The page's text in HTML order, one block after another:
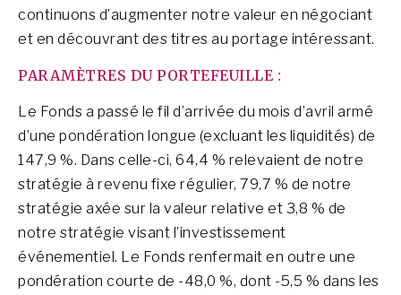
continuons d’augmenter notre valeur en négociant
et en découvrant des titres au portage intéressant.
PARAMÈTRES DU PORTEFEUILLE :
Le Fonds a passé le fil d’arrivée du mois d’avril armé
d’une pondération longue (excluant les liquidités) de
147,9 %. Dans celle-ci, 64,4 % relevaient de notre
stratégie à revenu fixe régulier, 79,7 % de notre
stratégie axée sur la valeur relative et 3,8 % de
notre stratégie visant l’investissement
événementiel. Le Fonds renfermait en outre une
pondération courte de -48,0 %, dont -5,5 % dans les